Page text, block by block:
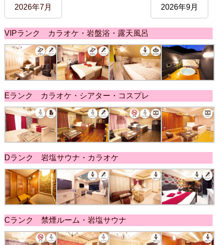
2026年7月 2026年9月
VIPランク カラオケ・岩盤浴・露天風呂
Eランク カラオケ・シアター・コスプレ
Dランク 岩塩サウナ・カラオケ
Cランク 禁煙ルーム・岩塩サウナ